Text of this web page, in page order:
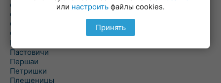
Омговичи
Оношки
Осовец
Острошицкий Городок
Пасека
Пастовичи
Першаи
Петришки
Плещеницы
или настроить файлы cookies.
Принять